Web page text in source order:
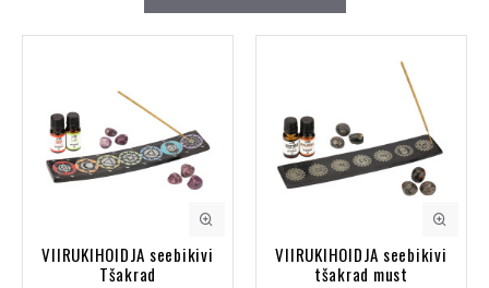
VIIRUKIHOIDJA seebikivi
Tšakrad
VIIRUKIHOIDJA seebikivi
tšakrad must